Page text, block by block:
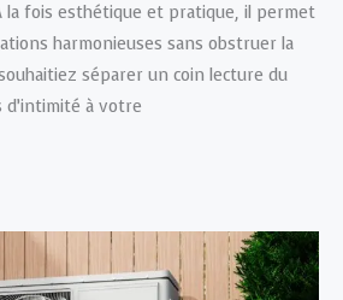
la fois esthétique et pratique, il permet
harmonieuses sans obstruer la
séparer un coin lecture du
à votre